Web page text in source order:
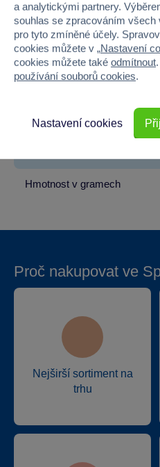
Pohlaví
Materiál
Výška
Hmotnost v gramech
Proč nakupovat ve
Nejširší sortiment na
trhu
a analytickými partnery.
souhlas se zpracováním všech
pro tyto zmíněné účely.
cookies můžete v „Nastavení
cookies můžete také odmítnout
používání souborů cookies.
Nastavení cookies